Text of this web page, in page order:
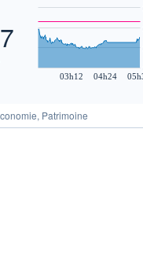
03h12 04h24
Patrimoine